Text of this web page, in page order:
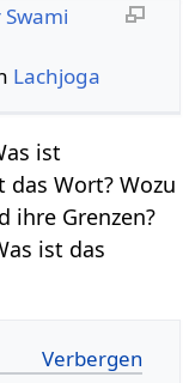
Swami
Lachjoga
ist
Wort? Wozu
ihre Grenzen?
ist das